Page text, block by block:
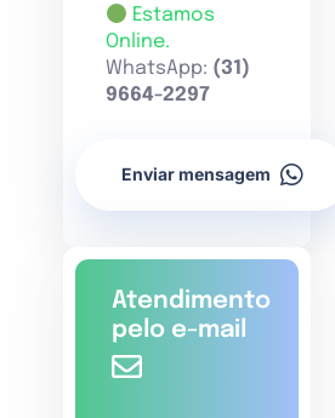
Estamos
Online.
WhatsApp: (31)
9664-2297
Enviar mensagem
Atendimento
pelo e-mail